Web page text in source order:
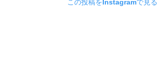
この投稿をInstagramで見る